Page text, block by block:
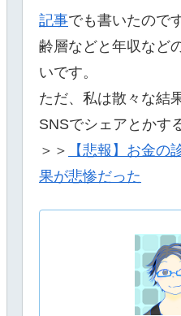
記事でも書いたので
齢層などと年収など
いです。
ただ、私は散々な結
SNSでシェアとかす
＞＞
【悲報】お金の
果が悲惨だった